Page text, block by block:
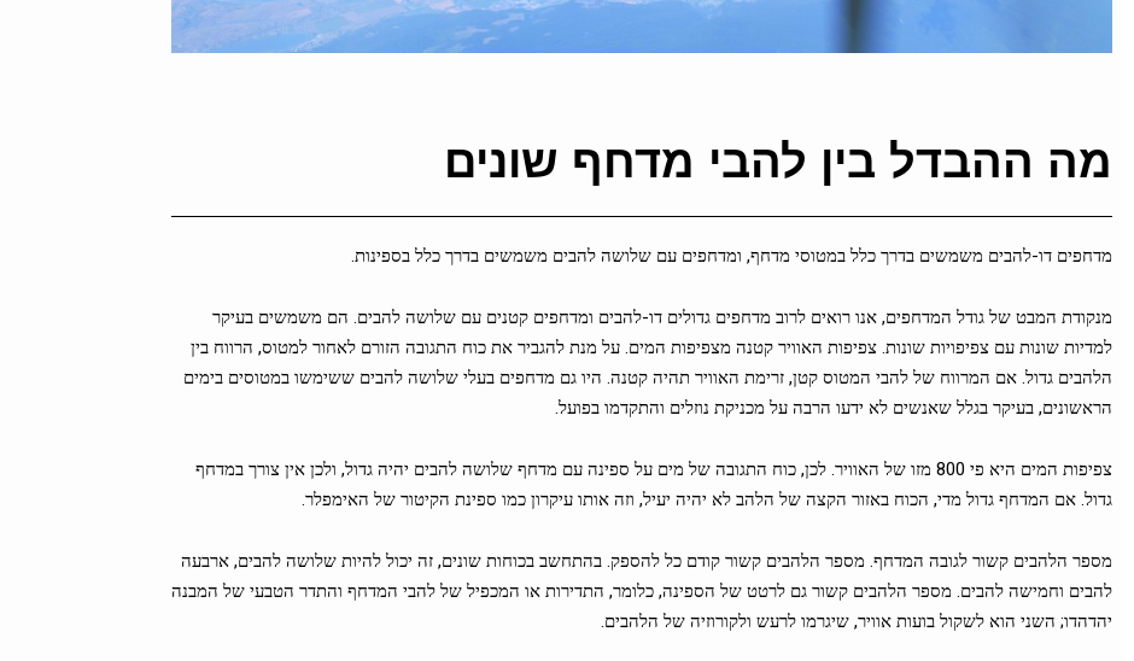
מה ההבדל בין להבי מדחף שונים
מדחפים דו-להבים משמשים בדרך כלל במטוסי מדחף, ומדחפים עם שלושה להבים משמשים בדרך כלל בספינות.
מנקודת המבט של גודל המדחפים, אנו רואים לרוב מדחפים גדולים דו-להבים ומדחפים קטנים עם שלושה להבים. הם משמשים בעיקר
למדיות שונות עם צפיפויות שונות. צפיפות האוויר קטנה מצפיפות המים. על מנת להגביר את כוח התגובה הזורם לאחור למטוס, הרווח בין
הלהבים גדול. אם המרווח של להבי המטוס קטן, זרימת האוויר תהיה קטנה. היו גם מדחפים בעלי שלושה להבים ששימשו במטוסים בימים
הראשונים, בעיקר בגלל שאנשים לא ידעו הרבה על מכניקת נוזלים והתקדמו בפועל.
צפיפות המים היא פי 800 מזו של האוויר. לכן, כוח התגובה של מים על ספינה עם מדחף שלושה להבים יהיה גדול, ולכן אין צורך במדחף
גדול. אם המדחף גדול מדי, הכוח באזור הקצה של הלהב לא יהיה יעיל, וזה אותו עיקרון כמו ספינת הקיטור של האימפלר.
מספר הלהבים קשור לגובה המדחף. מספר הלהבים קשור קודם כל להספק. בהתחשב בכוחות שונים, זה יכול להיות שלושה להבים, ארבעה
להבים וחמישה להבים. מספר הלהבים קשור גם לרטט של הספינה, כלומר, התדירות או המכפיל של להבי המדחף והתדר הטבעי של המבנה
יהדהדו; השני הוא לשקול בועות אוויר, שיגרמו לרעש ולקורוזיה של הלהבים.